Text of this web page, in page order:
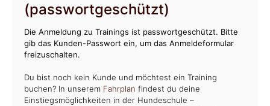
(passwortgeschützt)
Die Anmeldung zu Trainings ist passwortgeschützt. Bitte
gib das Kunden-Passwort ein, um das Anmeldeformular
freizuschalten.
Du bist noch kein Kunde und möchtest ein Training
buchen? In unserem Fahrplan findest du deine
Einstiegsmöglichkeiten in der Hundeschule –